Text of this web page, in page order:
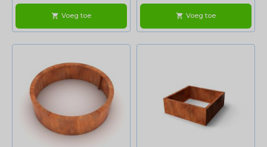
shopping_cart Voeg toe shopping_cart Voeg toe